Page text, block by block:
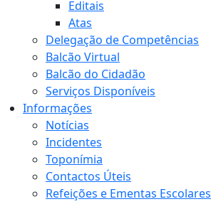
Editais
Atas
Delegação de Competências
Balcão Virtual
Balcão do Cidadão
Serviços Disponíveis
Informações
Notícias
Incidentes
Toponímia
Contactos Úteis
Refeições e Ementas Escolares